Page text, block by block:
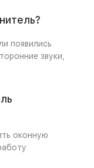
появились
звуки,
оконную